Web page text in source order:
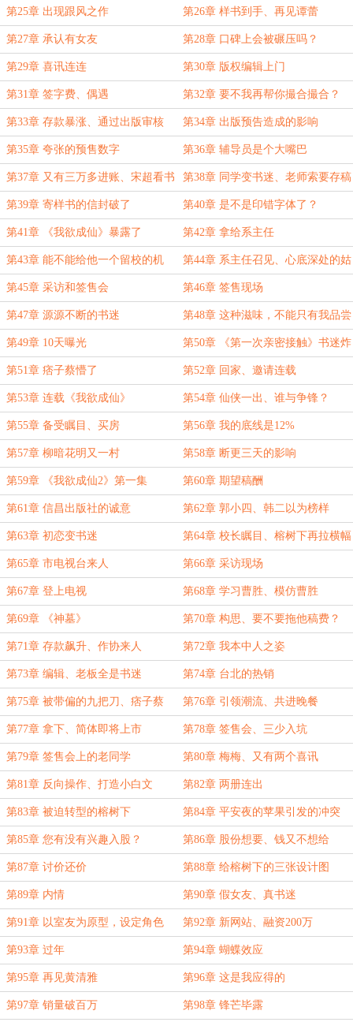
第25章 出现跟风之作 第26章 样书到手、再见谭蕾
第27章 承认有女友 第28章 口碑上会被碾压吗？
第29章 喜讯连连 第30章 版权编辑上门
第31章 签字费、偶遇 第32章 要不我再帮你撮合撮合？
第33章 存款暴涨、通过出版审核 第34章 出版预告造成的影响
第35章 夸张的预售数字 第36章 辅导员是个大嘴巴
第37章 又有三万多进账、宋超看书 第38章 同学变书迷、老师索要存稿
第39章 寄样书的信封破了 第40章 是不是印错字体了？
第41章 《我欲成仙》暴露了 第42章 拿给系主任
第43章 能不能给他一个留校的机
会？
第44章 系主任召见、心底深处的姑
娘
第45章 采访和签售会 第46章 签售现场
第47章 源源不断的书迷 第48章 这种滋味，不能只有我品尝
第49章 10天曝光 第50章 《第一次亲密接触》书迷炸
锅
第51章 痞子蔡懵了 第52章 回家、邀请连载
第53章 连载《我欲成仙》 第54章 仙侠一出、谁与争锋？
第55章 备受瞩目、买房 第56章 我的底线是12%
第57章 柳暗花明又一村 第58章 断更三天的影响
第59章 《我欲成仙2》第一集 第60章 期望稿酬
第61章 信昌出版社的诚意 第62章 郭小四、韩二以为榜样
第63章 初恋变书迷 第64章 校长瞩目、榕树下再拉横幅
第65章 市电视台来人 第66章 采访现场
第67章 登上电视 第68章 学习曹胜、模仿曹胜
第69章 《神墓》 第70章 构思、要不要拖他稿费？
第71章 存款飙升、作协来人 第72章 我本中人之姿
第73章 编辑、老板全是书迷 第74章 台北的热销
第75章 被带偏的九把刀、痞子蔡 第76章 引领潮流、共进晚餐
第77章 拿下、简体即将上市 第78章 签售会、三少入坑
第79章 签售会上的老同学 第80章 梅梅、又有两个喜讯
第81章 反向操作、打造小白文 第82章 两册连出
第83章 被迫转型的榕树下 第84章 平安夜的苹果引发的冲突
第85章 您有没有兴趣入股？ 第86章 股份想要、钱又不想给
第87章 讨价还价 第88章 给榕树下的三张设计图
第89章 内情 第90章 假女友、真书迷
第91章 以室友为原型，设定角色 第92章 新网站、融资200万
第93章 过年 第94章 蝴蝶效应
第95章 再见黄清雅 第96章 这是我应得的
第97章 销量破百万 第98章 锋芒毕露